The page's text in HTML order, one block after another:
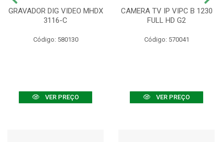
GRAVADOR DIG VIDEO MHDX
3116-C
Código: 580130
VER PREÇO
CAMERA TV IP VIPC B 1230
FULL HD G2
Código: 570041
VER PREÇO